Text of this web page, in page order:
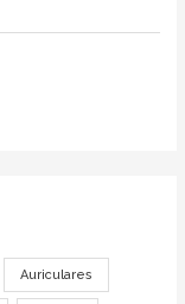
Auriculares